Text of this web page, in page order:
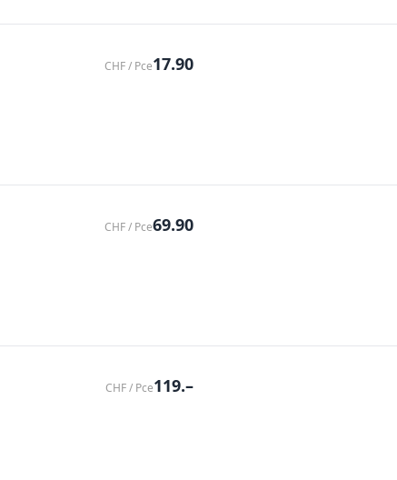
CHF / Pce17.90
CHF / Pce69.90
CHF / Pce119.–